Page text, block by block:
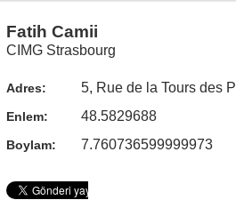
Fatih Camii
CIMG Strasbourg
Adres: 5, Rue de la Tours des
Enlem: 48.5829688
Boylam: 7.760736599999973